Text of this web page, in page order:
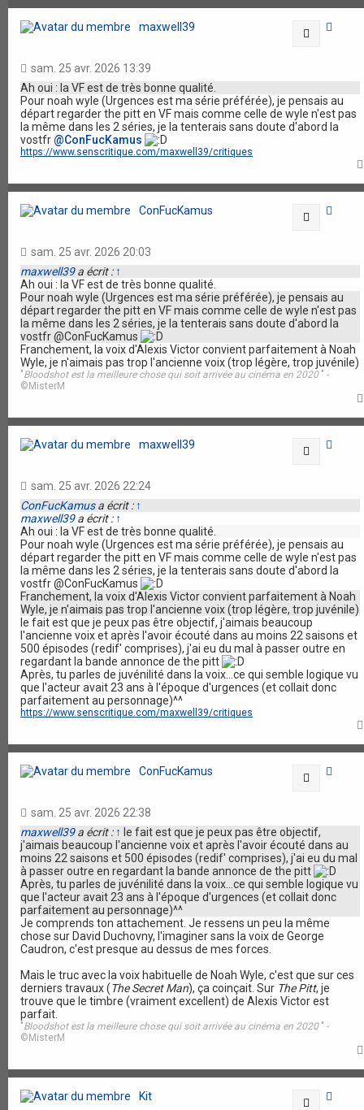
maxwell39 Citation
sam. 25 avr. 2026 13:39
Ah oui : la VF est de très bonne qualité.
Pour noah wyle (Urgences est ma série préférée), je pensais au
départ regarder the pitt en VF mais comme celle de wyle n'est pas
la même dans les 2 séries, je la tenterais sans doute d'abord la
vostfr @ConFucKamus
https://www.senscritique.com/maxwell39/critiques
ConFucKamus Citation
sam. 25 avr. 2026 20:03
maxwell39a écrit : ↑
Ah oui : la VF est de très bonne qualité.
Pour noah wyle (Urgences est ma série préférée), je pensais au
départ regarder the pitt en VF mais comme celle de wyle n'est pas
la même dans les 2 séries, je la tenterais sans doute d'abord la
vostfr @ConFucKamus
Franchement, la voix d'Alexis Victor convient parfaitement à Noah
Wyle, je n'aimais pas trop l'ancienne voix (trop légère, trop juvénile)
"Bloodshot est la meilleure chose qui soit arrivée au cinéma en 2020 " -
©MisterM
maxwell39 Citation
sam. 25 avr. 2026 22:24
ConFucKamusa écrit : ↑
maxwell39a écrit : ↑
Ah oui : la VF est de très bonne qualité.
Pour noah wyle (Urgences est ma série préférée), je pensais au
départ regarder the pitt en VF mais comme celle de wyle n'est pas
la même dans les 2 séries, je la tenterais sans doute d'abord la
vostfr @ConFucKamus
Franchement, la voix d'Alexis Victor convient parfaitement à Noah
Wyle, je n'aimais pas trop l'ancienne voix (trop légère, trop juvénile)
le fait est que je peux pas être objectif, j'aimais beaucoup
l'ancienne voix et après l'avoir écouté dans au moins 22 saisons et
500 épisodes (redif' comprises), j'ai eu du mal à passer outre en
regardant la bande annonce de the pitt
Après, tu parles de juvénilité dans la voix...ce qui semble logique vu
que l'acteur avait 23 ans à l'époque d'urgences (et collait donc
parfaitement au personnage)^^
https://www.senscritique.com/maxwell39/critiques
ConFucKamus Citation
sam. 25 avr. 2026 22:38
maxwell39a écrit : ↑ le fait est que je peux pas être objectif,
j'aimais beaucoup l'ancienne voix et après l'avoir écouté dans au
moins 22 saisons et 500 épisodes (redif' comprises), j'ai eu du mal
à passer outre en regardant la bande annonce de the pitt
Après, tu parles de juvénilité dans la voix...ce qui semble logique vu
que l'acteur avait 23 ans à l'époque d'urgences (et collait donc
parfaitement au personnage)^^
Je comprends ton attachement. Je ressens un peu la même
chose sur David Duchovny, l'imaginer sans la voix de George
Caudron, c'est presque au dessus de mes forces.
Mais le truc avec la voix habituelle de Noah Wyle, c'est que sur ces
derniers travaux (The Secret Man), ça coinçait. Sur The Pitt, je
trouve que le timbre (vraiment excellent) de Alexis Victor est
parfait.
"Bloodshot est la meilleure chose qui soit arrivée au cinéma en 2020 " -
©MisterM
Kit Citation